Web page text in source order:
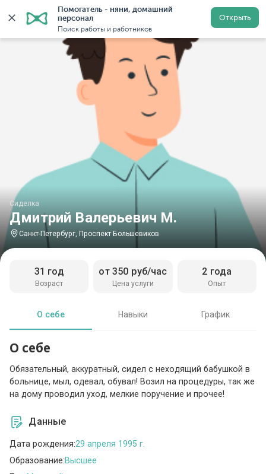
Помогатель - няни, домашний
персонал
Поиск работы и работников
Открыть
Главная Сиделки Сиделки в Санкт-Петербурге
Дмитрий Валерьевич М.
Сиделка
Санкт-Петербург, Проспект Большевиков
Возраст
31 год
Цена услуги
от 350 руб/час
Опыт
2 года
О себе Навыки График
О себе
Обязательный, аккуратный, сидел с неходящий бабушкой в
больнице, мыл, одевал, обувал! Возил на процедуры, так же
на дому проводил уход, мелкие поручение и прочее!
Данные
Дата рождения:29 апреля 1995 г.
Образование:Высшее